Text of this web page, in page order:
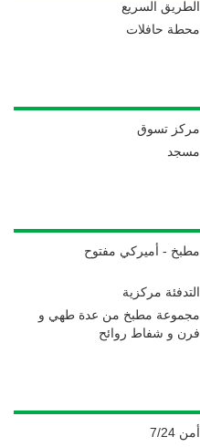
الطريق السريع
محطة حافلات
مركز تسوق
مسجد
مطبخ - أميركي مفتوح
التدفئة مركزية
مجموعة مطبخ من عدة طهي و
فرن و شفاط روائح
أمن 7/24